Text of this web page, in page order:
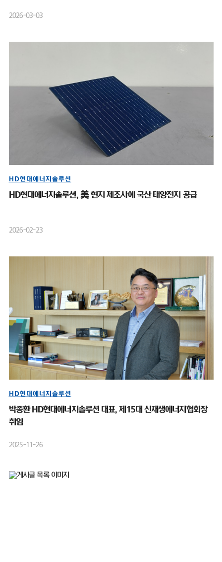
2026-03-03
HD현대에너지솔루션
HD현대에너지솔루션, 美 현지 제조사에 국산 태양전지 공급
2026-02-23
HD현대에너지솔루션
박종환 HD현대에너지솔루션 대표, 제15대 신재생에너지협회장
취임
2025-11-26